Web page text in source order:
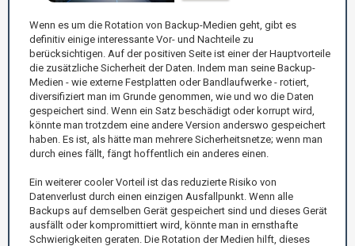
Wenn es um die Rotation von Backup-Medien geht, gibt es
definitiv einige interessante Vor- und Nachteile zu
berücksichtigen. Auf der positiven Seite ist einer der Hauptvorteile
die zusätzliche Sicherheit der Daten. Indem man seine Backup-
Medien - wie externe Festplatten oder Bandlaufwerke - rotiert,
diversifiziert man im Grunde genommen, wie und wo die Daten
gespeichert sind. Wenn ein Satz beschädigt oder korrupt wird,
könnte man trotzdem eine andere Version anderswo gespeichert
haben. Es ist, als hätte man mehrere Sicherheitsnetze; wenn man
durch eines fällt, fängt hoffentlich ein anderes einen.
Ein weiterer cooler Vorteil ist das reduzierte Risiko von
Datenverlust durch einen einzigen Ausfallpunkt. Wenn alle
Backups auf demselben Gerät gespeichert sind und dieses Gerät
ausfällt oder kompromittiert wird, könnte man in ernsthafte
Schwierigkeiten geraten. Die Rotation der Medien hilft, dieses